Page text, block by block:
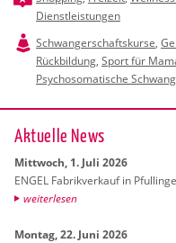
Dienstleistungen
Schwangerschaftskurse,
Rückbildung, Sport für
Psychosomatische
Ak­tu­el­le News
Mitt­woch, 1. Juli 2026
ENGEL Fa­brik­ver­kauf in
wei­ter­le­sen
Mon­tag, 22. Juni 2026